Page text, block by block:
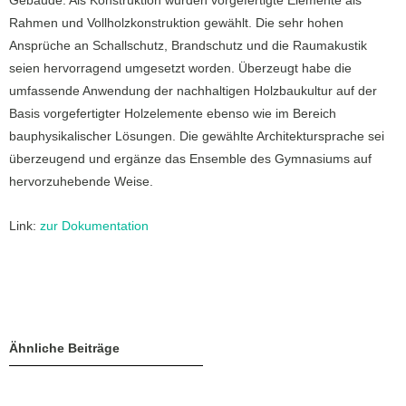
Rahmen und Vollholzkonstruktion gewählt. Die sehr hohen
Ansprüche an Schallschutz, Brandschutz und die Raumakustik
seien hervorragend umgesetzt worden. Überzeugt habe die
umfassende Anwendung der nachhaltigen Holzbaukultur auf der
Basis vorgefertigter Holzelemente ebenso wie im Bereich
bauphysikalischer Lösungen. Die gewählte Architektursprache sei
überzeugend und ergänze das Ensemble des Gymnasiums auf
hervorzuhebende Weise.
Link: zur Dokumentation
Ähnliche Beiträge